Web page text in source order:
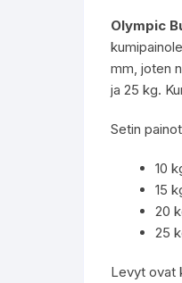
Olympic
mm, joten
ja 25 kg.
Setin
10
15
20
25
Levyt ovat